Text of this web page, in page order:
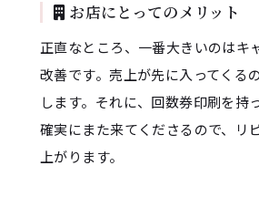
お店にとってのメリット
正直なところ、一番大きいのはキ
改善です。売上が先に入ってくる
します。それに、回数券印刷を持
確実にまた来てくださるので、リ
上がります。